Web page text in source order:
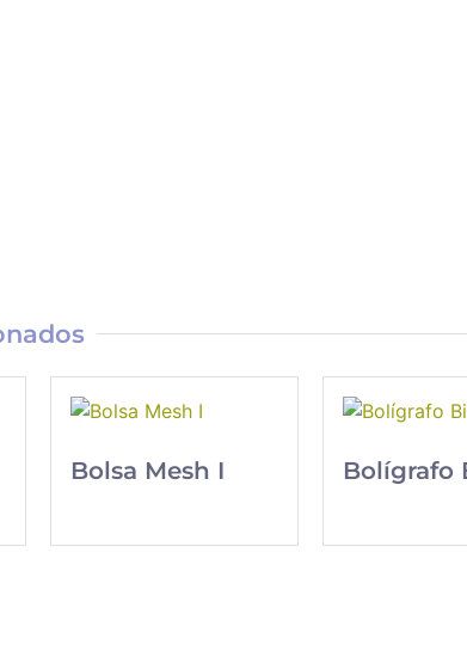
Bolsa Mesh I Bolígrafo